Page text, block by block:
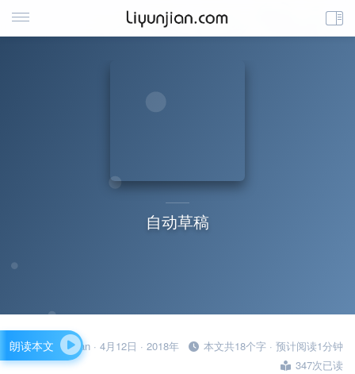
自动草稿
liyunjian · 4月12日 · 2018年
本文共18个字 · 预计阅读1分钟
347次已读
朗读本文